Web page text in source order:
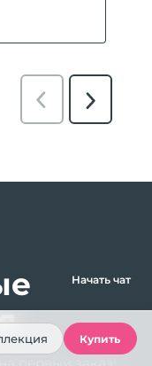
Начать чат
Купить